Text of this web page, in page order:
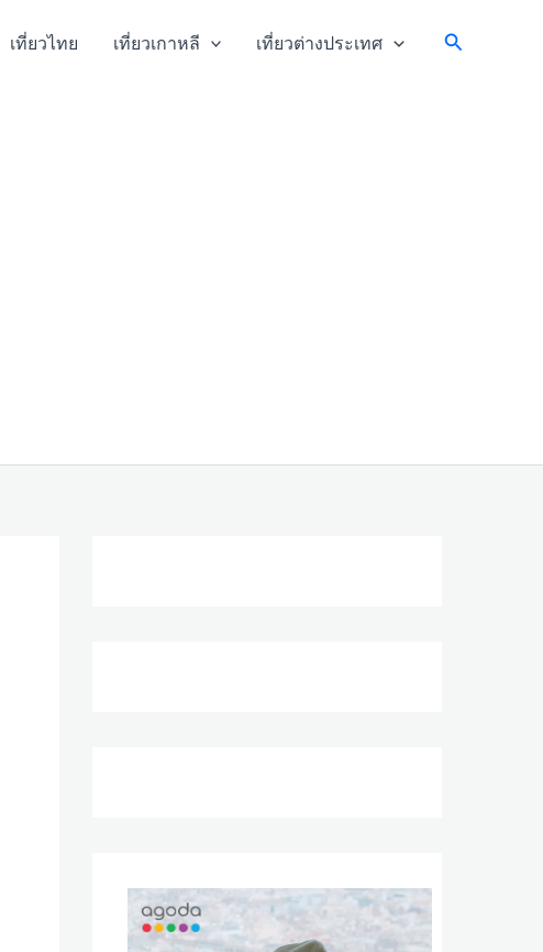
เที่ยวไทย เที่ยวเกาหลี เที่ยวต่างประเทศ Search